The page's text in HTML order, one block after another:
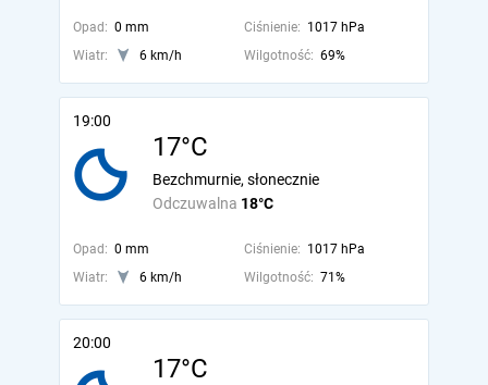
Opad: 0 mm Ciśnienie: 1017 hPa
Wiatr:
6 km/h Wilgotność: 69%
19:00
17°C
Odczuwalna 18°C
Bezchmurnie, słonecznie
Opad: 0 mm Ciśnienie: 1017 hPa
Wiatr:
6 km/h Wilgotność: 71%
20:00
17°C